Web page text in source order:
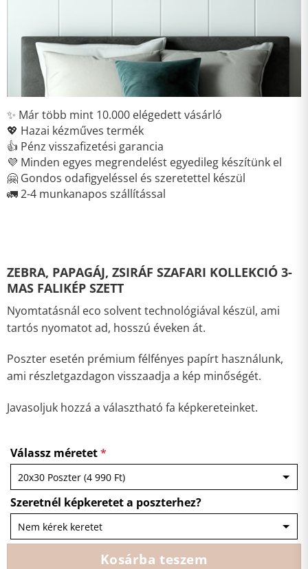
✨ Már több mint 10.000 elégedett vásárló
💖 Hazai kézműves termék
👍 Pénz visszafizetési garancia
💜 Minden egyes megrendelést egyedileg készítünk el
🤗 Gondos odafigyeléssel és szeretettel készül
🚛 2-4 munkanapos szállítással
ZEBRA, PAPAGÁJ, ZSIRÁF SZAFARI KOLLEKCIÓ 3-
MAS FALIKÉP SZETT
Nyomtatásnál eco solvent technológiával készül, ami
tartós nyomatot ad, hosszú éveken át.
Poszter esetén prémium félfényes papírt használunk,
ami részletgazdagon visszaadja a kép minőségét.
Javasoljuk hozzá a választható fa képkereteinket.
Válassz méretet*
Szeretnél képkeretet a poszterhez?
Kosárba teszem